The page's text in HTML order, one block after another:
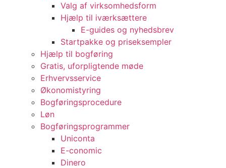
Valg af virksomhedsform
Hjælp til iværksættere
E-guides og nyhedsbrev
Startpakke og priseksempler
Hjælp til bogføring
Gratis, uforpligtende møde
Erhvervsservice
Økonomistyring
Bogføringsprocedure
Løn
Bogføringsprogrammer
Uniconta
E-conomic
Dinero